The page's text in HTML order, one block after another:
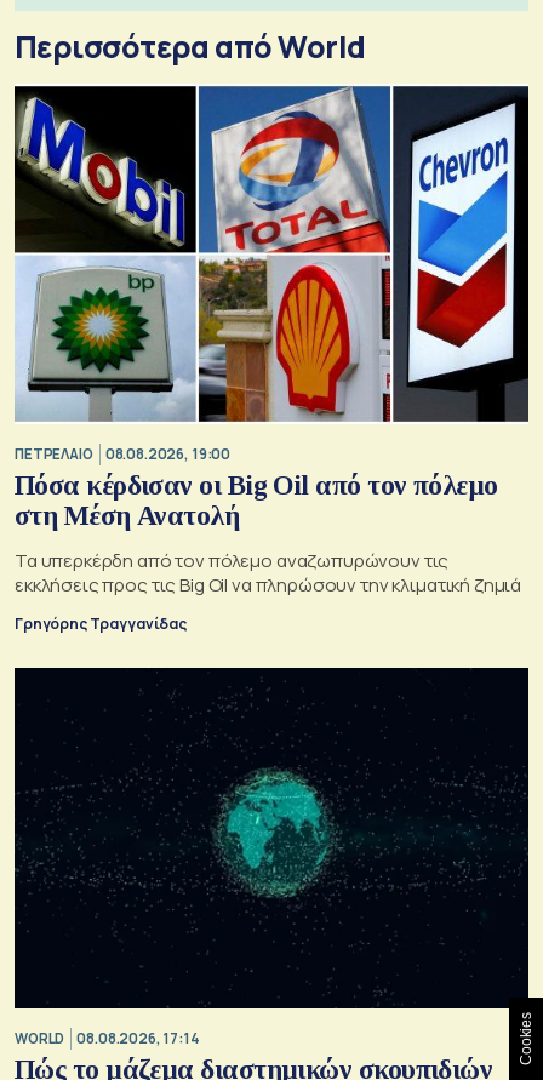
Περισσότερα από World
ΠΕΤΡΕΛΑΙΟ 08.08.2026, 19:00
Πόσα κέρδισαν οι Big Oil από τον πόλεμο
στη Μέση Ανατολή
Τα υπερκέρδη από τον πόλεμο αναζωπυρώνουν τις
εκκλήσεις προς τις Big Oil να πληρώσουν την κλιματική ζημιά
Γρηγόρης Τραγγανίδας
WORLD 08.08.2026, 17:14
Πώς το μάζεμα διαστημικών σκουπιδιών
Cookies